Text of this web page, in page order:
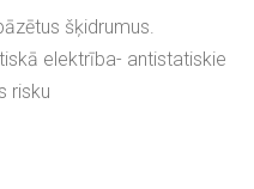
šķidrumus.
elektrība- antistatiskie
risku